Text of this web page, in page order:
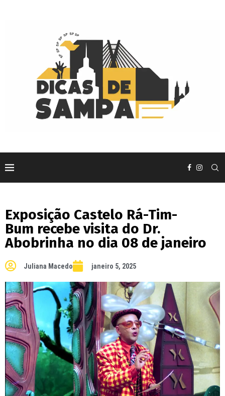
Exposição Castelo Rá-Tim-
Bum recebe visita do Dr.
Abobrinha no dia 08 de janeiro
Juliana Macedo janeiro 5, 2025